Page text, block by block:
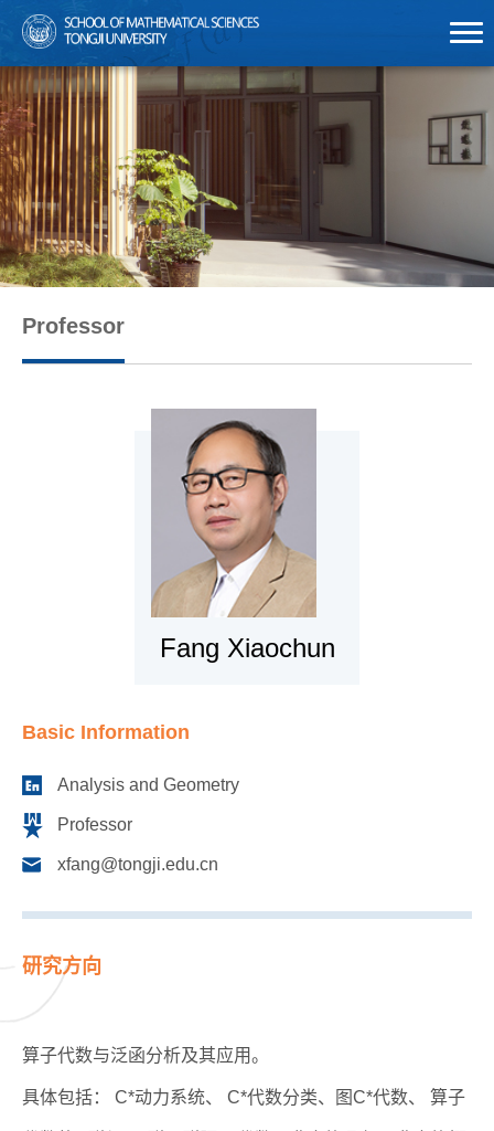
Professor
Basic Information
Analysis and Geometry
Professor
xfang@tongji.edu.cn
Fang Xiaochun
研究方向
算子代数与泛函分析及其应用。
具体包括： C*动力系统、 C*代数分类、图C*代数、 算子